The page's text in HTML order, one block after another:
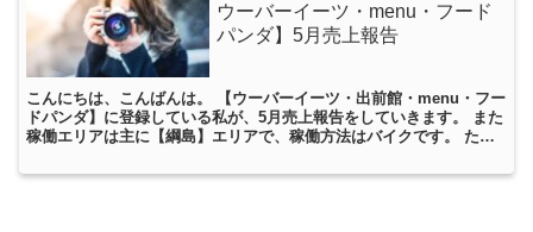
ウーバーイーツ・menu・フード
パンダ】5月売上報告
こんにちは、こんばんは。 【ウーバーイーツ・出前館・menu・フー
ドパンダ】に登録している私が、5月売上報告をしていきます。 また
稼働エリアは主に【綱島】エリアで、稼働方法はバイクです。 たか